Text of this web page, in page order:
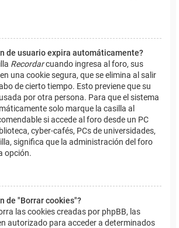
de usuario expira automáticamente?
Recordarcuando ingresa al foro, sus
una cookie segura, que se elimina al salir
de cierto tiempo. Esto previene que su
por otra persona. Para que el sistema
solo marque la casilla al
si accede al foro desde un PC
cyber-cafés, PCs de universidades,
significa que la administración del foro
opción.
de "Borrar cookies"?
las cookies creadas por phpBB, las
autorizado para acceder a determinados